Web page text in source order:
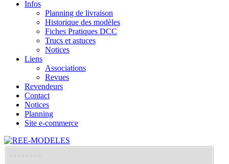
Infos
Planning de livraison
Historique des modèles
Fiches Pratiques DCC
Trucs et astuces
Notices
Liens
Associations
Revues
Revendeurs
Contact
Notices
Planning
Site e-commerce